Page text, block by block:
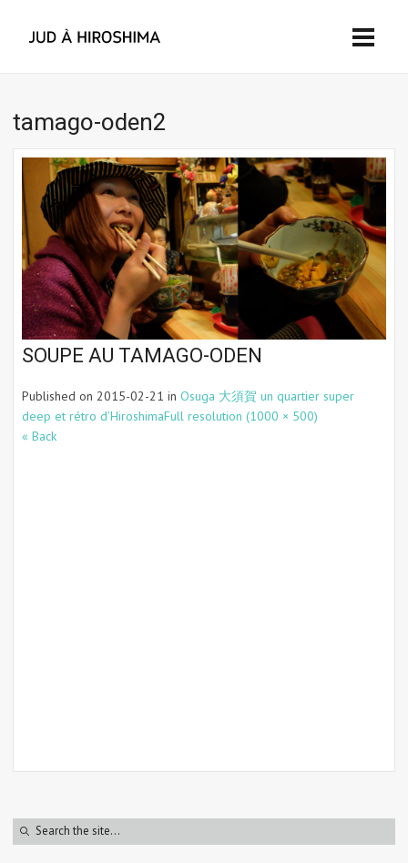
tamago-oden2
SOUPE AU TAMAGO-ODEN
Published on 2015-02-21 in Osuga 大須賀 un quartier super
deep et rétro d’HiroshimaFull resolution (1000 × 500)
« Back